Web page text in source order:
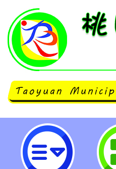
neilrpjhstyc網